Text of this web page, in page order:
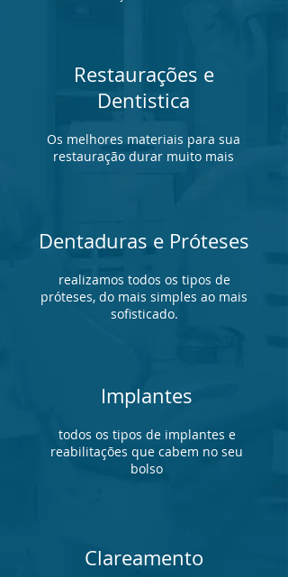
Restaurações e
Dentistica
Os melhores materiais para sua
restauração durar muito mais
Dentaduras e Próteses
realizamos todos os tipos de
próteses, do mais simples ao mais
sofisticado.
Implantes
todos os tipos de implantes e
reabilitações que cabem no seu
bolso
Clareamento